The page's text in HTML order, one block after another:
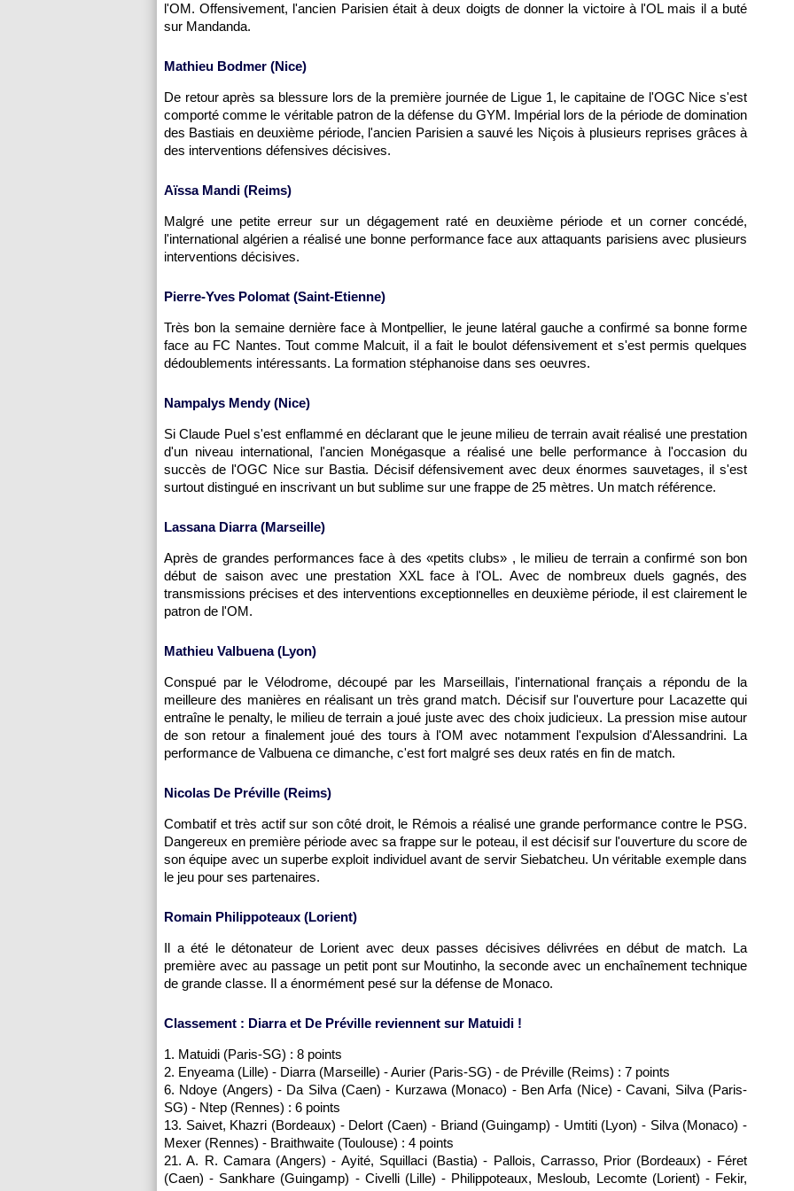
l'OM. Offensivement, l'ancien Parisien était à deux doigts de donner la victoire à l'OL mais il a buté
sur Mandanda.
Mathieu Bodmer (Nice)
De retour après sa blessure lors de la première journée de Ligue 1, le capitaine de l'OGC Nice s'est
comporté comme le véritable patron de la défense du GYM. Impérial lors de la période de domination
des Bastiais en deuxième période, l'ancien Parisien a sauvé les Niçois à plusieurs reprises grâces à
des interventions défensives décisives.
Aïssa Mandi (Reims)
Malgré une petite erreur sur un dégagement raté en deuxième période et un corner concédé,
l'international algérien a réalisé une bonne performance face aux attaquants parisiens avec plusieurs
interventions décisives.
Pierre-Yves Polomat (Saint-Etienne)
Très bon la semaine dernière face à Montpellier, le jeune latéral gauche a confirmé sa bonne forme
face au FC Nantes. Tout comme Malcuit, il a fait le boulot défensivement et s'est permis quelques
dédoublements intéressants. La formation stéphanoise dans ses oeuvres.
Nampalys Mendy (Nice)
Si Claude Puel s'est enflammé en déclarant que le jeune milieu de terrain avait réalisé une prestation
d'un niveau international, l'ancien Monégasque a réalisé une belle performance à l'occasion du
succès de l'OGC Nice sur Bastia. Décisif défensivement avec deux énormes sauvetages, il s'est
surtout distingué en inscrivant un but sublime sur une frappe de 25 mètres. Un match référence.
Lassana Diarra (Marseille)
Après de grandes performances face à des «petits clubs» , le milieu de terrain a confirmé son bon
début de saison avec une prestation XXL face à l'OL. Avec de nombreux duels gagnés, des
transmissions précises et des interventions exceptionnelles en deuxième période, il est clairement le
patron de l'OM.
Mathieu Valbuena (Lyon)
Conspué par le Vélodrome, découpé par les Marseillais, l'international français a répondu de la
meilleure des manières en réalisant un très grand match. Décisif sur l'ouverture pour Lacazette qui
entraîne le penalty, le milieu de terrain a joué juste avec des choix judicieux. La pression mise autour
de son retour a finalement joué des tours à l'OM avec notamment l'expulsion d'Alessandrini. La
performance de Valbuena ce dimanche, c'est fort malgré ses deux ratés en fin de match.
Nicolas De Préville (Reims)
Combatif et très actif sur son côté droit, le Rémois a réalisé une grande performance contre le PSG.
Dangereux en première période avec sa frappe sur le poteau, il est décisif sur l'ouverture du score de
son équipe avec un superbe exploit individuel avant de servir Siebatcheu. Un véritable exemple dans
le jeu pour ses partenaires.
Romain Philippoteaux (Lorient)
Il a été le détonateur de Lorient avec deux passes décisives délivrées en début de match. La
première avec au passage un petit pont sur Moutinho, la seconde avec un enchaînement technique
de grande classe. Il a énormément pesé sur la défense de Monaco.
Classement : Diarra et De Préville reviennent sur Matuidi !
1. Matuidi (Paris-SG) : 8 points
2. Enyeama (Lille) - Diarra (Marseille) - Aurier (Paris-SG) - de Préville (Reims) : 7 points
6. Ndoye (Angers) - Da Silva (Caen) - Kurzawa (Monaco) - Ben Arfa (Nice) - Cavani, Silva (Paris-
SG) - Ntep (Rennes) : 6 points
13. Saivet, Khazri (Bordeaux) - Delort (Caen) - Briand (Guingamp) - Umtiti (Lyon) - Silva (Monaco) -
Mexer (Rennes) - Braithwaite (Toulouse) : 4 points
21. A. R. Camara (Angers) - Ayité, Squillaci (Bastia) - Pallois, Carrasso, Prior (Bordeaux) - Féret
(Caen) - Sankhare (Guingamp) - Civelli (Lille) - Philippoteaux, Mesloub, Lecomte (Lorient) - Fekir,